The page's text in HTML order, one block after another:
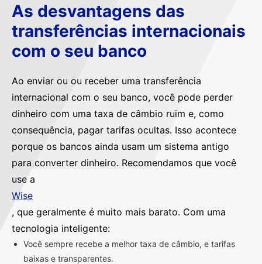
As desvantagens das
transferências internacionais
com o seu banco
Ao enviar ou ou receber uma transferência
internacional com o seu banco, você pode perder
dinheiro com uma taxa de câmbio ruim e, como
consequência, pagar tarifas ocultas. Isso acontece
porque os bancos ainda usam um sistema antigo
para converter dinheiro. Recomendamos que você
use a
Wise
, que geralmente é muito mais barato. Com uma
tecnologia inteligente:
Você sempre recebe a melhor taxa de câmbio, e tarifas
baixas e transparentes.